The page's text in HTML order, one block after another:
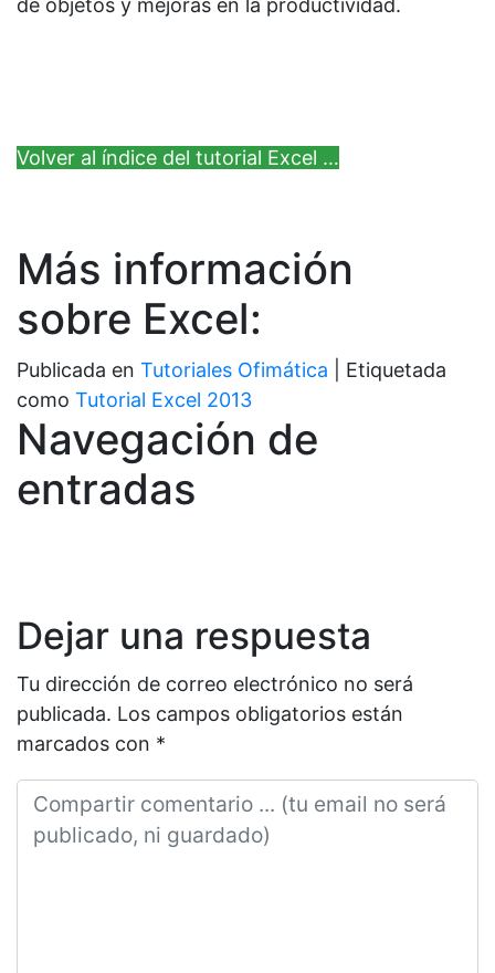
de objetos y mejoras en la productividad.
Volver al índice del tutorial Excel …
Más información
sobre Excel:
Publicada en Tutoriales Ofimática
Etiquetada
como Tutorial Excel 2013
Navegación de
entradas
Dejar una respuesta
Tu dirección de correo electrónico no será
publicada. Los campos obligatorios están
marcados con *